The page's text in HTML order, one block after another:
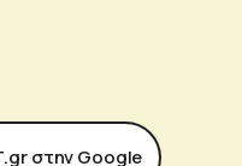
στην Google